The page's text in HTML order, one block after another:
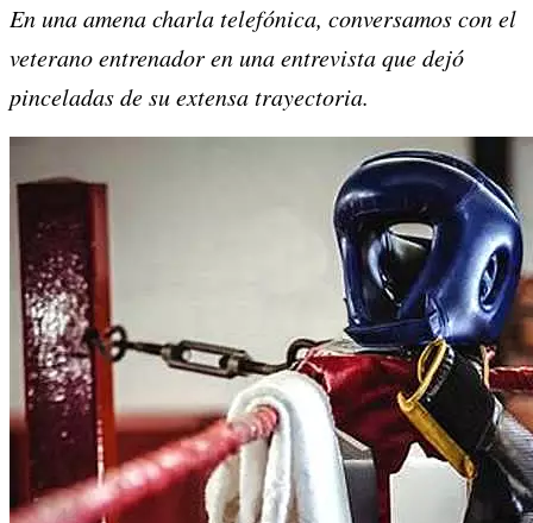
X
(Twitter)
Facebook
EmailWhatsApp
Pinterest
LinkedIn
En una amena charla telefónica, conversamos con el
veterano entrenador en una entrevista que dejó
pinceladas de su extensa trayectoria.